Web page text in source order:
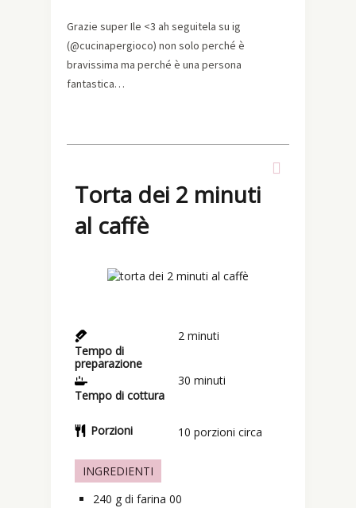
Grazie super Ile <3 ah seguitela su ig
(@cucinapergioco) non solo perché è
bravissima ma perché è una persona
fantastica…
Torta dei 2 minuti
al caffè
Tempo di
preparazione
2 minuti
Tempo di cottura
30 minuti
Porzioni 10 porzioni circa
INGREDIENTI
240 g di farina 00